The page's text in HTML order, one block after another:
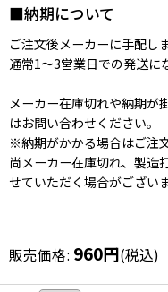
■納期について
ご注文後メーカーに手配しま
通常1〜3営業日での発送に
メーカー在庫切れや納期が
はお問い合わせください。
※納期がかかる場合はご注
尚メーカー在庫切れ、製造
せていただく場合がござい
販売価格: 960円(税込)